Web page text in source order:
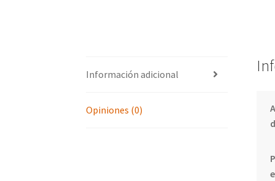
Información adicional
Opiniones (0)